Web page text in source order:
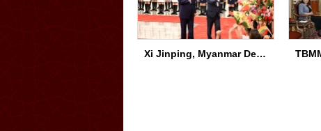
Xi Jinping, Myanmar Devlet Başkanı ile Görüştü